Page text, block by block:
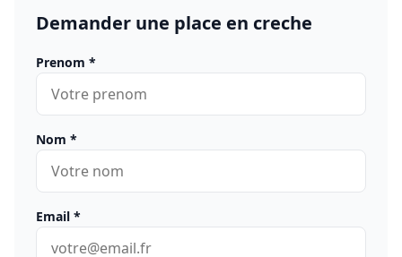
Demander une place en creche
Prenom *
Nom *
Email *